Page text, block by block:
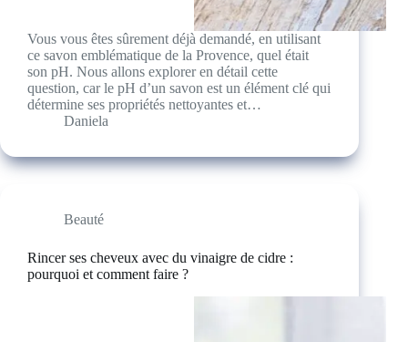
Vous vous êtes sûrement déjà demandé, en utilisant
ce savon emblématique de la Provence, quel était
son pH. Nous allons explorer en détail cette
question, car le pH d’un savon est un élément clé qui
détermine ses propriétés nettoyantes et…
Daniela
Beauté
Rincer ses cheveux avec du vinaigre de cidre :
pourquoi et comment faire ?